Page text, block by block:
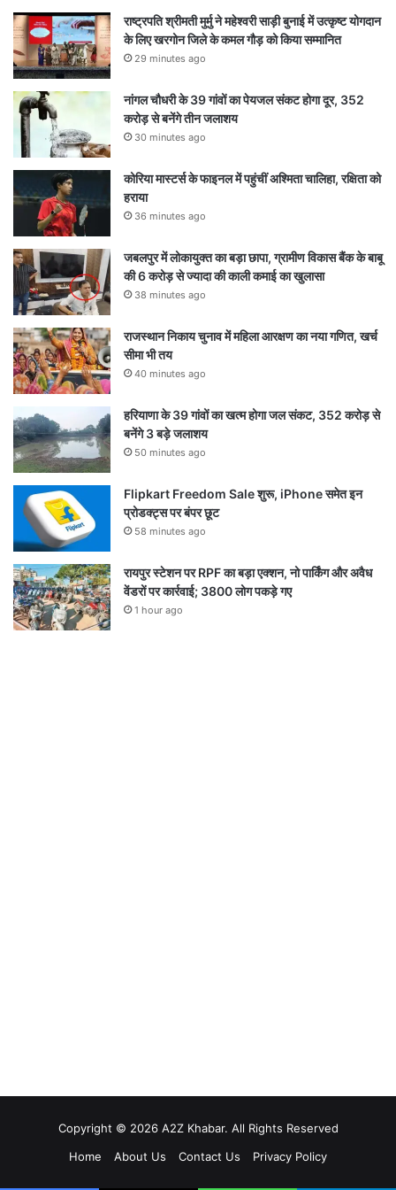
राष्ट्रपति श्रीमती मुर्मु ने महेश्वरी साड़ी बुनाई में उत्कृष्ट योगदान
के लिए खरगोन जिले के कमल गौड़ को किया सम्मानित
29 minutes ago
नांगल चौधरी के 39 गांवों का पेयजल संकट होगा दूर, 352
करोड़ से बनेंगे तीन जलाशय
30 minutes ago
कोरिया मास्टर्स के फाइनल में पहुंचीं अश्मिता चालिहा, रक्षिता को
हराया
36 minutes ago
जबलपुर में लोकायुक्त का बड़ा छापा, ग्रामीण विकास बैंक के बाबू
की 6 करोड़ से ज्यादा की काली कमाई का खुलासा
38 minutes ago
राजस्थान निकाय चुनाव में महिला आरक्षण का नया गणित, खर्च
सीमा भी तय
40 minutes ago
हरियाणा के 39 गांवों का खत्म होगा जल संकट, 352 करोड़ से
बनेंगे 3 बड़े जलाशय
50 minutes ago
Flipkart Freedom Sale शुरू, iPhone समेत इन
प्रोडक्ट्स पर बंपर छूट
58 minutes ago
रायपुर स्टेशन पर RPF का बड़ा एक्शन, नो पार्किंग और अवैध
वेंडरों पर कार्रवाई; 3800 लोग पकड़े गए
1 hour ago
Copyright © 2026 A2Z Khabar. All Rights Reserved
Home
About Us Contact Us Privacy Policy